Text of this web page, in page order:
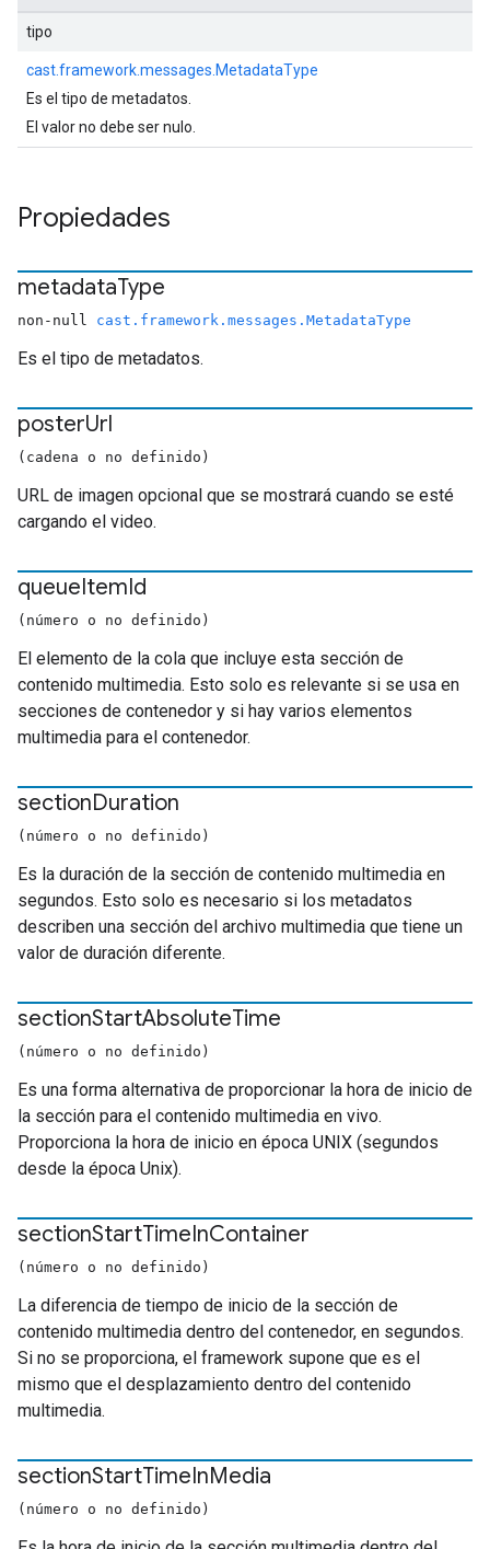
tipo
cast.framework.messages.MetadataType
Es el tipo de metadatos.
El valor no debe ser nulo.
Propiedades
metadataType
non-null cast.framework.messages.MetadataType
Es el tipo de metadatos.
posterUrl
(cadena o no definido)
URL de imagen opcional que se mostrará cuando se esté
cargando el video.
queueItemId
(número o no definido)
El elemento de la cola que incluye esta sección de
contenido multimedia. Esto solo es relevante si se usa en
secciones de contenedor y si hay varios elementos
multimedia para el contenedor.
sectionDuration
(número o no definido)
Es la duración de la sección de contenido multimedia en
segundos. Esto solo es necesario si los metadatos
describen una sección del archivo multimedia que tiene un
valor de duración diferente.
sectionStartAbsoluteTime
(número o no definido)
Es una forma alternativa de proporcionar la hora de inicio de
la sección para el contenido multimedia en vivo.
Proporciona la hora de inicio en época UNIX (segundos
desde la época Unix).
sectionStartTimeInContainer
(número o no definido)
La diferencia de tiempo de inicio de la sección de
contenido multimedia dentro del contenedor, en segundos.
Si no se proporciona, el framework supone que es el
mismo que el desplazamiento dentro del contenido
multimedia.
sectionStartTimeInMedia
(número o no definido)